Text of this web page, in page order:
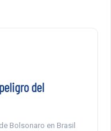
del
Bolsonaro en Brasil